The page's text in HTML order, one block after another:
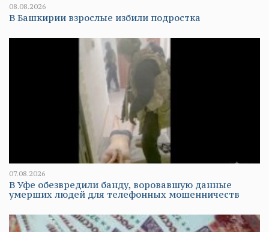
08.08.2026
В Башкирии взрослые избили подростка
07.08.2026
В Уфе обезвредили банду, воровавшую данные
умерших людей для телефонных мошенничеств